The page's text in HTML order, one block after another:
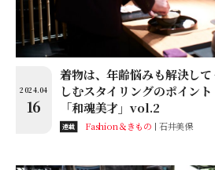
2024.04
16
着物は、年齢悩みも解決し
しむスタイリングのポイン
「和魂美才」vol.2
連載 Fashion＆きもの 石井美保